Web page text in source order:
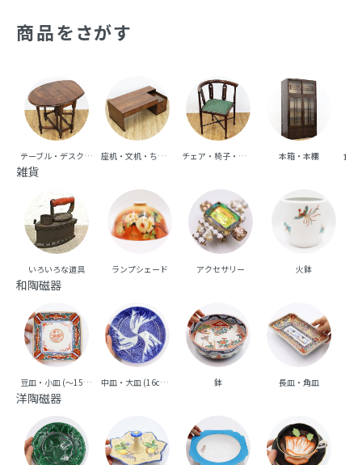
す。
商品をさがす
テーブル・デスク・机 座机・文机・ちゃぶ台 チェア・椅子・ベンチ・ソファ 本箱・本棚 食器
雑貨
いろいろな道具 ランプシェード アクセサリー 火鉢
和陶磁器
豆皿・小皿 (～15cm台) 中皿・大皿 (16cm台～) 鉢 長皿・角皿
洋陶磁器